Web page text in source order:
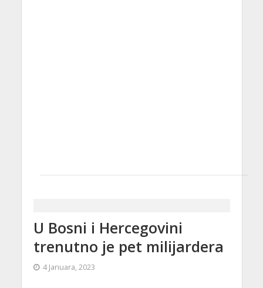
U Bosni i Hercegovini
trenutno je pet milijardera
4 Januara, 2023